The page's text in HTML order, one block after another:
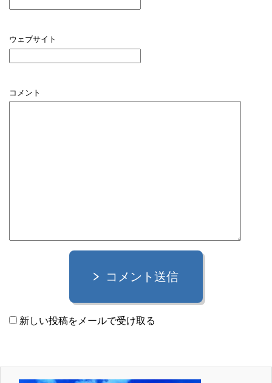
ウェブサイト
コメント
コメント送信
新しい投稿をメールで受け取る